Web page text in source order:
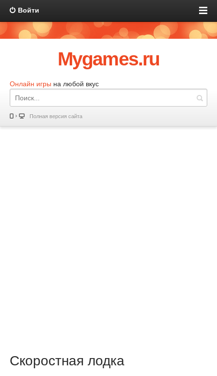
Войти
Mygames.ru
Онлайн игры на любой вкус
Полная версия сайта
Скоростная лодка